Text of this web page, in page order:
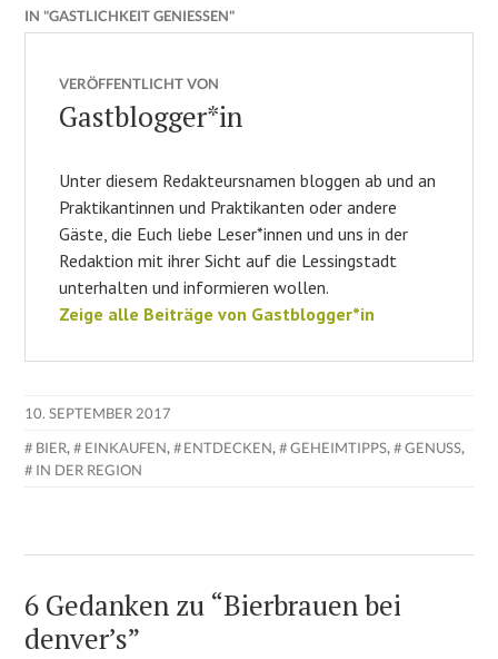
IN "GASTLICHKEIT GENIESSEN"
VERÖFFENTLICHT VON
Gastblogger*in
Unter diesem Redakteursnamen bloggen ab und an
Praktikantinnen und Praktikanten oder andere
Gäste, die Euch liebe Leser*innen und uns in der
Redaktion mit ihrer Sicht auf die Lessingstadt
unterhalten und informieren wollen.
Zeige alle Beiträge von Gastblogger*in
10. SEPTEMBER 2017
BIER, EINKAUFEN, ENTDECKEN, GEHEIMTIPPS, GENUSS,
IN DER REGION
6 Gedanken zu “Bierbrauen bei
denver’s”